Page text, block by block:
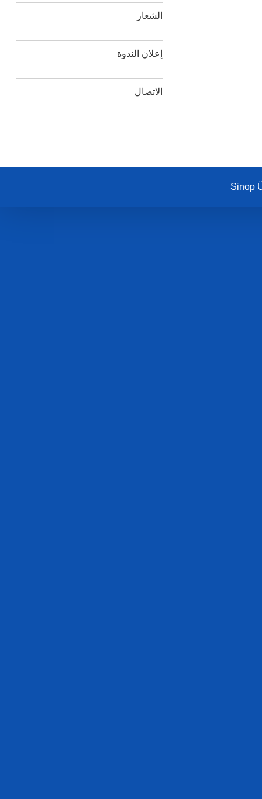
الشعار
إعلان الندوة
الاتصال
Sinop